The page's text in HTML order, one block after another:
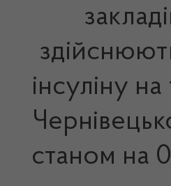
інсуліну
станом на